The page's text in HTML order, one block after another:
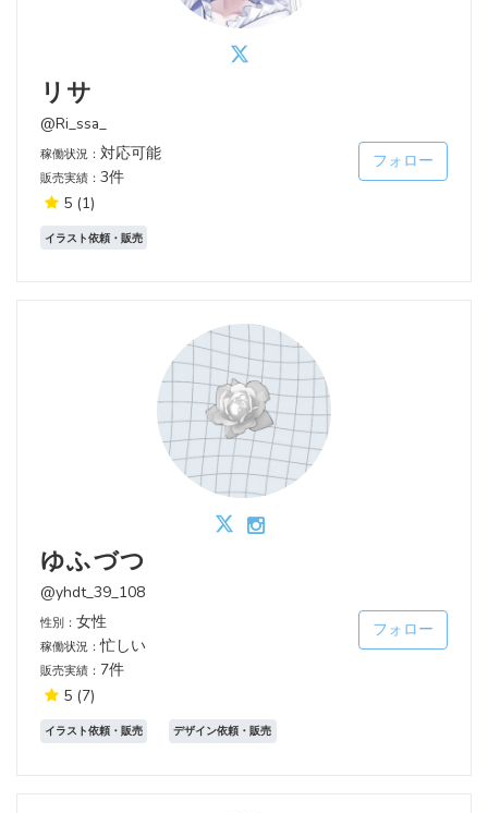
リサ
@Ri_ssa_
稼働状況： 対応可能
販売実績： 3件
5 (1)
フォロー
イラスト依頼・販売
ゆふづつ
@yhdt_39_108
性別： 女性
稼働状況：忙しい
販売実績： 7件
5 (7)
フォロー
イラスト依頼・販売 デザイン依頼・販売